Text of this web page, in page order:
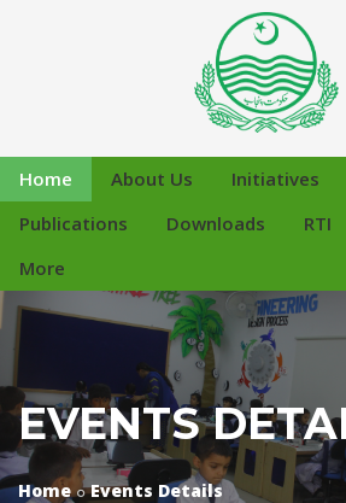
Home About Us Initiatives
Publications
Downloads RTI
More
EVENTS
Home Events Details